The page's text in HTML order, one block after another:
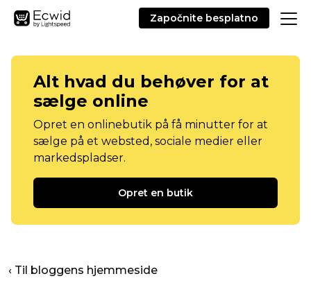
Započnite besplatno
Alt hvad du behøver for at
sælge online
Opret en onlinebutik på få minutter for at
sælge på et websted, sociale medier eller
markedspladser.
Opret en butik
‹ Til bloggens hjemmeside